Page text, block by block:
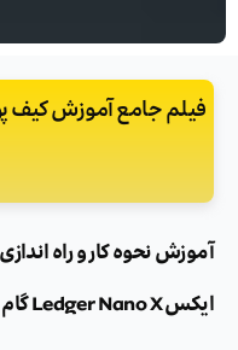
آموزش نحوه کار و راه
ایکس Ledger Nano X گام به گام